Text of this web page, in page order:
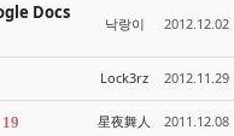
Docs
낙랑이 2012.12.02
Lock3rz 2012.11.29
19 星夜舞人 2011.12.08